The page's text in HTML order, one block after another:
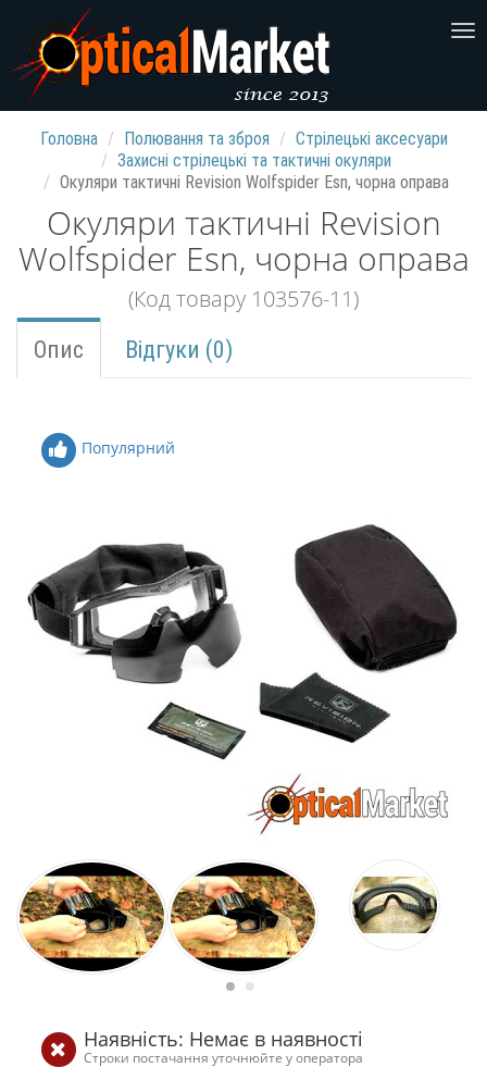
Головна Полювання та зброя
Стрілецькі аксесуари
Захисні стрілецькі та тактичні окуляри
Окуляри тактичні Revision Wolfspider Esn, чорна оправа
Окуляри тактичні Revision
Wolfspider Esn, чорна оправа
(Код товару 103576-11)
Опис Відгуки (0)
Популярний
Наявність: Немає в наявності
Строки постачання уточнюйте у оператора